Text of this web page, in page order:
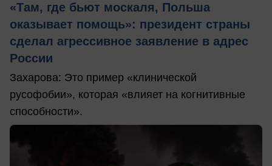
«Там, где бьют москаля, Польша
оказывает помощь»: президент страны
сделал агрессивное заявление в адрес
России
Захарова: Это пример «клинической
русофобии», которая «влияет на когнитивные
способности».